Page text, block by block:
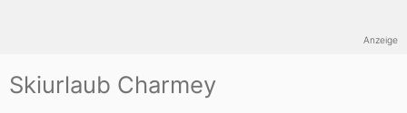
Skiurlaub Charmey
Anzeige